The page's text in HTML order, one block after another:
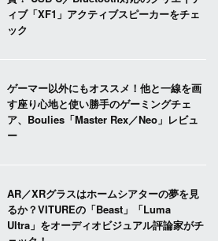
ィブ「XF1」アクティブスピーカーをチェ
ック
ゲーマー以外にもオススメ！他と一線を画
す座り心地と使い勝手のゲーミングチェ
ア、Boulies「Master Rex／Neo」レビュ
ー
AR／XRグラスはホームシアターの夢を見
るか？VITUREの「Beast」「Luma
Ultra」をオーディオビジュアル評論家がチ